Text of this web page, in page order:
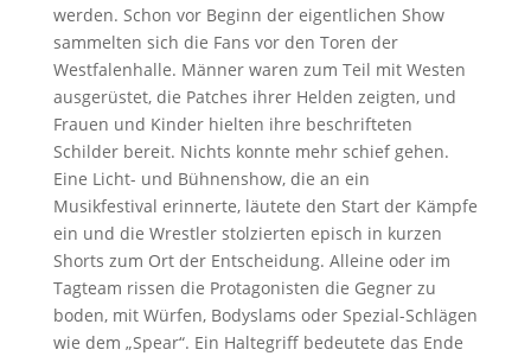
werden. Schon vor Beginn der eigentlichen Show
sammelten sich die Fans vor den Toren der
Westfalenhalle. Männer waren zum Teil mit Westen
ausgerüstet, die Patches ihrer Helden zeigten, und
Frauen und Kinder hielten ihre beschrifteten
Schilder bereit. Nichts konnte mehr schief gehen.
Eine Licht- und Bühnenshow, die an ein
Musikfestival erinnerte, läutete den Start der Kämpfe
ein und die Wrestler stolzierten episch in kurzen
Shorts zum Ort der Entscheidung. Alleine oder im
Tagteam rissen die Protagonisten die Gegner zu
boden, mit Würfen, Bodyslams oder Spezial-Schlägen
wie dem „Spear“. Ein Haltegriff bedeutete das Ende